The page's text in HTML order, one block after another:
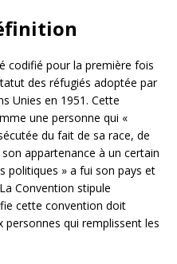
codifié pour la première fois
des réfugiés adoptée par
Unies en 1951. Cette
une personne qui «
du fait de sa race, de
appartenance à un certain
politiques » a fui son pays et
Convention stipule
cette convention doit
qui remplissent les